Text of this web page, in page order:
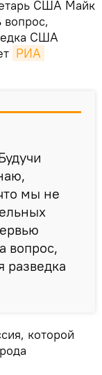
США Майк
США
РИА
мы не
вопрос,
разведка
которой